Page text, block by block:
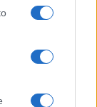
che stanno